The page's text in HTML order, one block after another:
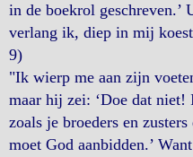
in de boekrol
verlang ik, diep in mij
9)
"Ik wierp me aan zijn
maar hij zei: ‘Doe dat niet!
zoals je broeders en
moet God aanbidden.’